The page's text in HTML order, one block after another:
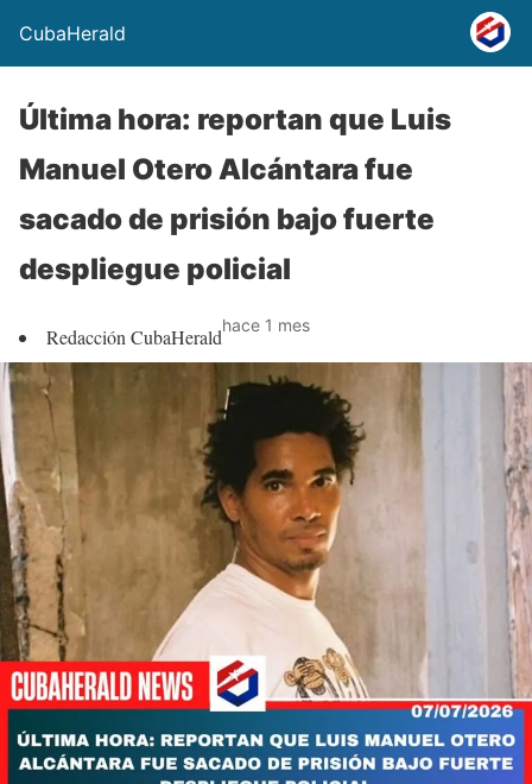
CubaHerald
Última hora: reportan que Luis
Manuel Otero Alcántara fue
sacado de prisión bajo fuerte
despliegue policial
Redacción CubaHeraldhace 1 mes